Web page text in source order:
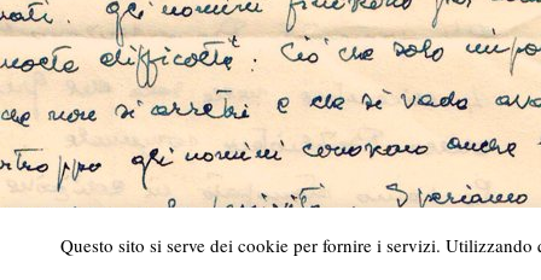
Questo sito si serve dei cookie per fornire i servizi.